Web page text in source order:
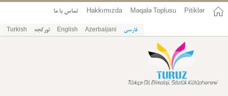
Pitiklər
Məqalə Toplusu
Hakkımızda تماس با ما
فارسی Azerbaijani
English تورکجه Turkish